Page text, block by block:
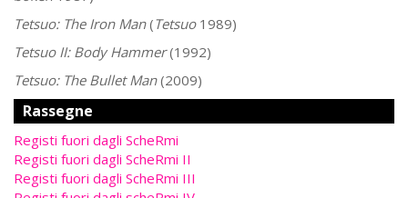
Tetsuo: The Iron Man(Tetsuo1989)
Tetsuo II: Body Hammer(1992)
Tetsuo: The Bullet Man(2009)
Rassegne
Registi fuori dagli ScheRmi
Registi fuori dagli ScheRmi II
Registi fuori dagli ScheRmi III